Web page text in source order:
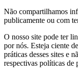
Não compartilhamos
publicamente ou com
O nosso site pode ter
por nós. Esteja ciente
práticas desses sites e
respectivas políticas de